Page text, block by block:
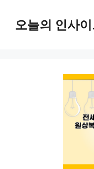
오늘의 인사